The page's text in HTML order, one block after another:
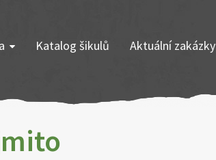
Katalog šikulů Aktuální zakázky